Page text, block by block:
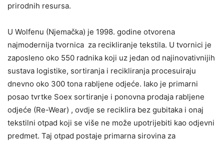
prirodnih resursa.
U Wolfenu (Njemačka) je 1998. godine otvorena
najmodernija tvornica za recikliranje tekstila. U tvornici je
zaposleno oko 550 radnika koji uz jedan od najinovativnijih
sustava logistike, sortiranja i recikliranja procesuiraju
dnevno oko 300 tona rabljene odjeće. Iako je primarni
posao tvrtke Soex sortiranje i ponovna prodaja rabljene
odjeće (Re-Wear) , ovdje se reciklira bez gubitaka i onaj
tekstilni otpad koji se više ne može upotrijebiti kao odjevni
predmet. Taj otpad postaje primarna sirovina za